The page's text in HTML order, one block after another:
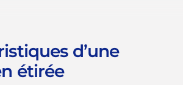
d’une
étirée